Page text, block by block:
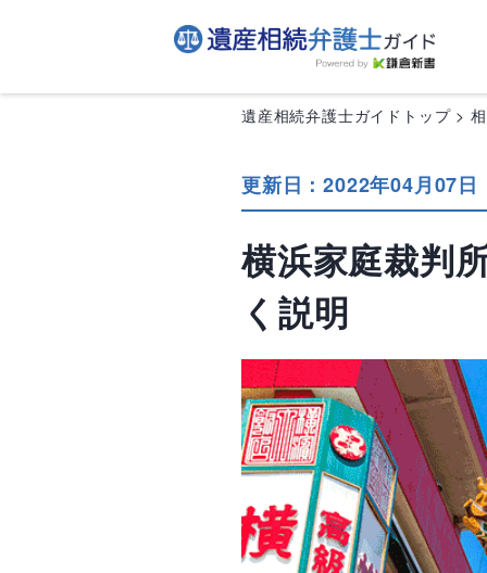
遺産相続弁護士ガイドトップ
更新日：2022年04月07日
横浜家庭裁判
く説明